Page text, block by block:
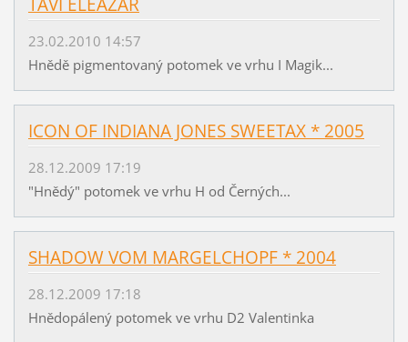
23.02.2010 14:57
Hnědě pigmentovaný potomek ve vrhu I Magik...
ICON OF INDIANA JONES SWEETAX * 2005
28.12.2009 17:19
"Hnědý" potomek ve vrhu H od Černých...
SHADOW VOM MARGELCHOPF * 2004
28.12.2009 17:18
Hnědopálený potomek ve vrhu D2 Valentinka